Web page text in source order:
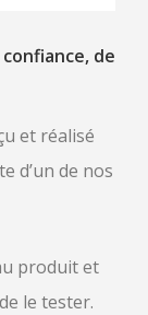
de
et réalisé
d’un de nos
produit et
le tester.